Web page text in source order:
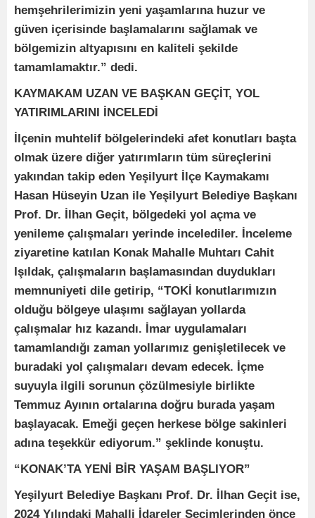
hemşehrilerimizin yeni yaşamlarına huzur ve
güven içerisinde başlamalarını sağlamak ve
bölgemizin altyapısını en kaliteli şekilde
tamamlamaktır.” dedi.
KAYMAKAM UZAN VE BAŞKAN GEÇİT, YOL
YATIRIMLARINI İNCELEDİ
İlçenin muhtelif bölgelerindeki afet konutları başta
olmak üzere diğer yatırımların tüm süreçlerini
yakından takip eden Yeşilyurt İlçe Kaymakamı
Hasan Hüseyin Uzan ile Yeşilyurt Belediye Başkanı
Prof. Dr. İlhan Geçit, bölgedeki yol açma ve
yenileme çalışmaları yerinde incelediler. İnceleme
ziyaretine katılan Konak Mahalle Muhtarı Cahit
Işıldak, çalışmaların başlamasından duydukları
memnuniyeti dile getirip, “TOKİ konutlarımızın
olduğu bölgeye ulaşımı sağlayan yollarda
çalışmalar hız kazandı. İmar uygulamaları
tamamlandığı zaman yollarımız genişletilecek ve
buradaki yol çalışmaları devam edecek. İçme
suyuyla ilgili sorunun çözülmesiyle birlikte
Temmuz Ayının ortalarına doğru burada yaşam
başlayacak. Emeği geçen herkese bölge sakinleri
adına teşekkür ediyorum.” şeklinde konuştu.
“KONAK’TA YENİ BİR YAŞAM BAŞLIYOR”
Yeşilyurt Belediye Başkanı Prof. Dr. İlhan Geçit ise,
2024 Yılındaki Mahalli İdareler Seçimlerinden önce